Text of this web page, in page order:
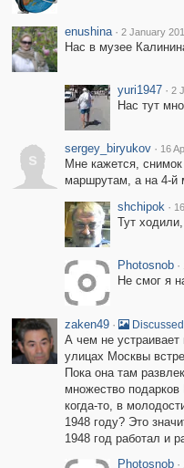
enushina · 2 January
Нас в музее
yuri1947 · 2
Нас тут
s
sergey_biryukov · 16
Мне кажется,
маршрутам, а на 4-й
shchipok ·
Тут
Photosnob ·
Не смог я
zaken49 ·
А чем не
улицах Москвы
Пока она там
множество подарков
когда-то, в
1948 году? Это
1948 год работал и
Photosnob ·